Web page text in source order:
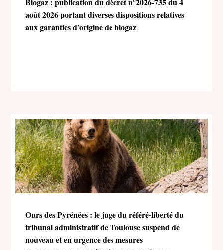
août 2026 portant diverses dispositions relatives
aux garanties d’origine de biogaz
Ours des Pyrénées : le juge du référé-liberté du
tribunal administratif de Toulouse suspend de
nouveau et en urgence des mesures